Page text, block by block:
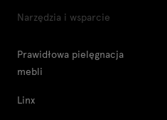
Narzędzia i wsparcie
Prawidłowa pielęgnacja
mebli
Linx